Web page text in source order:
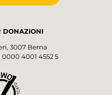
DONAZIONI
3007 Berna
4001 4552 5